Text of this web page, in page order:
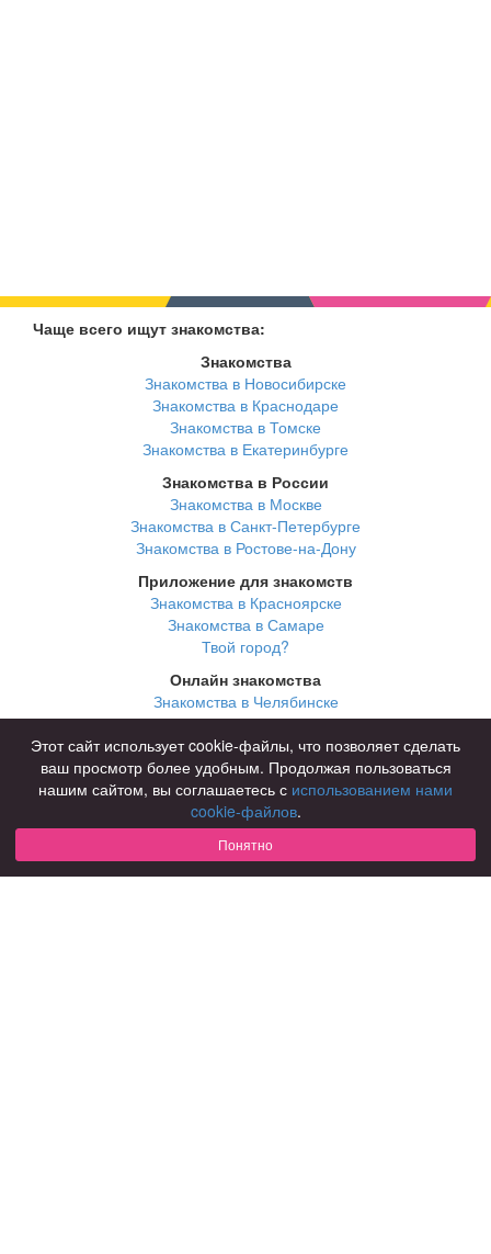
Чаще всего ищут знакомства:
Знакомства
Знакомства в Новосибирске
Знакомства в Краснодаре
Знакомства в Томске
Знакомства в Екатеринбурге
Знакомства в России
Знакомства в Москве
Знакомства в Санкт-Петербурге
Знакомства в Ростове-на-Дону
Приложение для знакомств
Знакомства в Красноярске
Знакомства в Самаре
Твой город?
Онлайн знакомства
Знакомства в Челябинске
Знакомства в Омске
Знакомства в Нижнем Новгороде
Для чего
для брака и создания семьи
для любви и с/о
для дружбы
Этот сайт использует cookie-файлы, что позволяет сделать
ваш просмотр более удобным. Продолжая пользоваться
нашим сайтом, вы соглашаетесь с использованием нами
cookie-файлов.
Понятно